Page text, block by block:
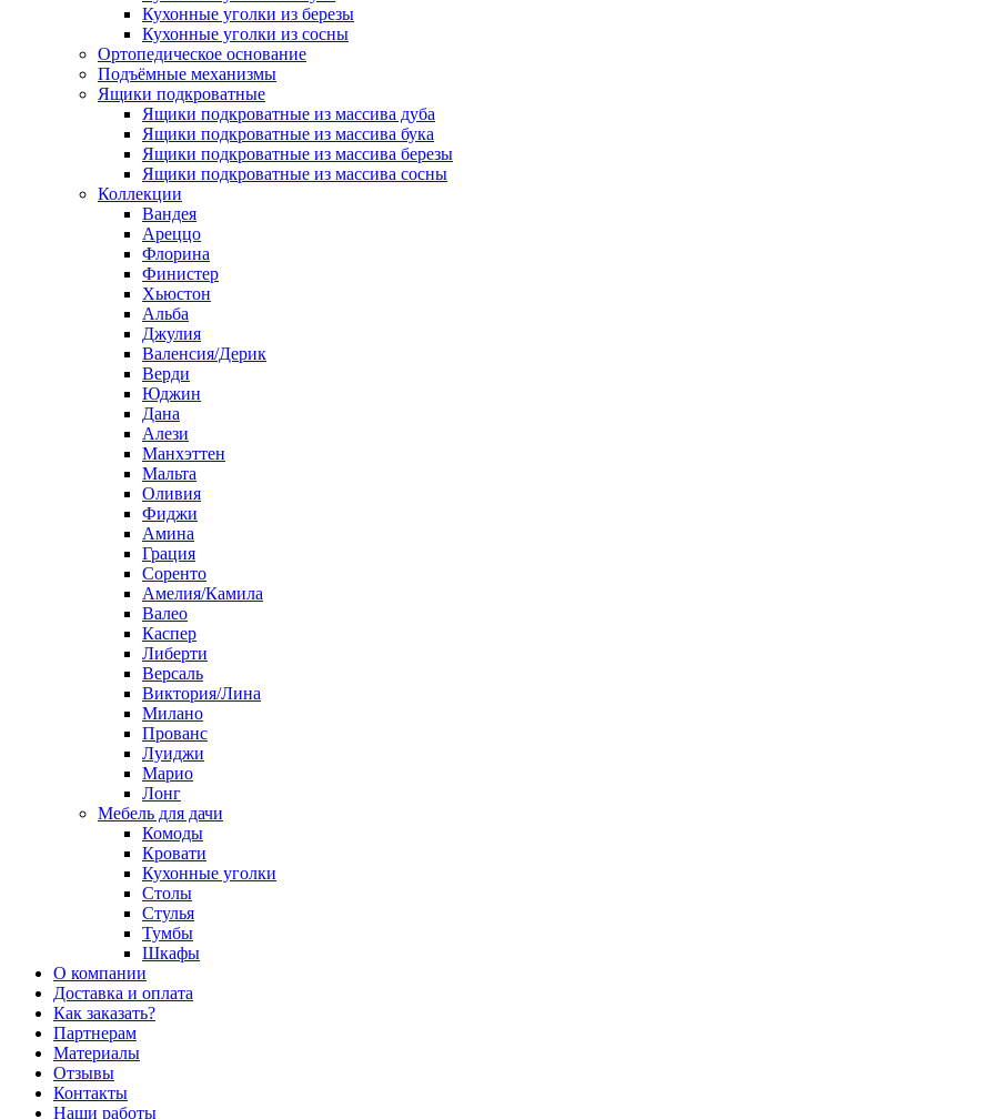
Кухонные уголки из березы
Кухонные уголки из сосны
Ортопедическое основание
Подъёмные механизмы
Ящики подкроватные
Ящики подкроватные из массива дуба
Ящики подкроватные из массива бука
Ящики подкроватные из массива березы
Ящики подкроватные из массива сосны
Коллекции
Вандея
Ареццо
Флорина
Финистер
Хьюстон
Альба
Джулия
Валенсия/Дерик
Верди
Юджин
Дана
Алези
Манхэттен
Мальта
Оливия
Фиджи
Амина
Грация
Соренто
Амелия/Камила
Валео
Каспер
Либерти
Версаль
Виктория/Лина
Милано
Прованс
Луиджи
Марио
Лонг
Мебель для дачи
Комоды
Кровати
Кухонные уголки
Столы
Стулья
Тумбы
Шкафы
О компании
Доставка и оплата
Как заказать?
Партнерам
Материалы
Отзывы
Контакты
Наши работы